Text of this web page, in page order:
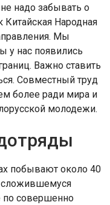
не надо забывать о
Китайская Народная
Мы
у нас появились
Важно ставить
Совместный труд
более ради мира и
молодежи.
побывают около 40
сложившемуся
по совершенно